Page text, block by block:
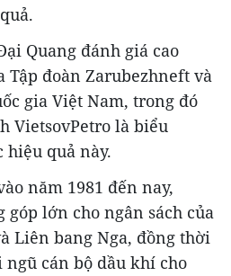
Quang đánh giá cao
Tập đoàn Zarubezhneft và
gia Việt Nam, trong đó
VietsovPetro là biểu
hiệu quả này.
năm 1981 đến nay,
góp lớn cho ngân sách của
Liên bang Nga, đồng thời
cán bộ dầu khí cho